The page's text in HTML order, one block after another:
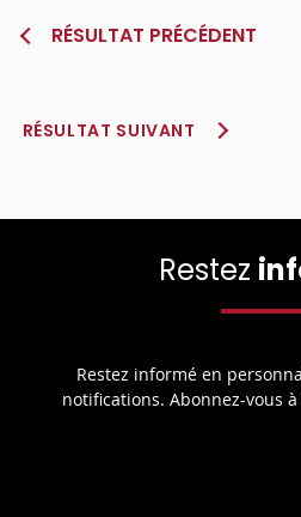
RÉSULTAT PRÉCÉDENT
RÉSULTAT SUIVANT
Restez
Restez informé en
notifications. Abonnez-vous